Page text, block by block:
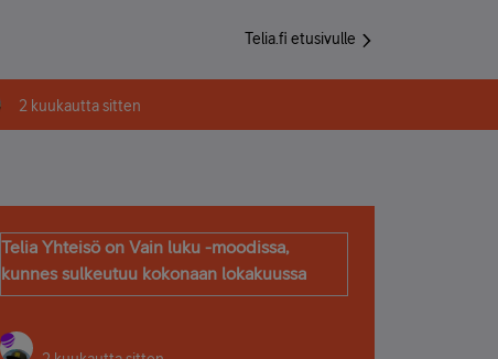
Telia.fi etusivulle
2 kuukautta sitten
Telia Yhteisö on Vain luku -moodissa,
kunnes sulkeutuu kokonaan lokakuussa